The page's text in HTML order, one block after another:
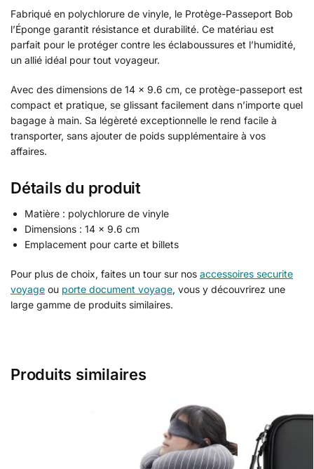
Fabriqué en polychlorure de vinyle, le Protège-Passeport Bob
l’Éponge garantit résistance et durabilité. Ce matériau est
parfait pour le protéger contre les éclaboussures et l’humidité,
un allié idéal pour tout voyageur.
Avec des dimensions de 14 x 9.6 cm, ce protège-passeport est
compact et pratique, se glissant facilement dans n’importe quel
bagage à main. Sa légèreté exceptionnelle le rend facile à
transporter, sans ajouter de poids supplémentaire à vos
affaires.
Détails du produit
Matière : polychlorure de vinyle
Dimensions : 14 x 9.6 cm
Emplacement pour carte et billets
Pour plus de choix, faites un tour sur nos accessoires securite
voyage ou porte document voyage, vous y découvrirez une
large gamme de produits similaires.
Produits similaires